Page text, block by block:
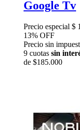
Google Tv
Precio especial $
13% OFF
Precio sin
9 cuotas sin
de $185.000